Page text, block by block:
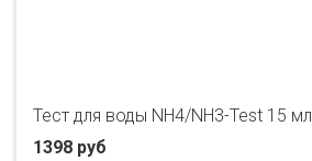
Тест для воды NH4/NH3-Test 15 мл
1398 руб